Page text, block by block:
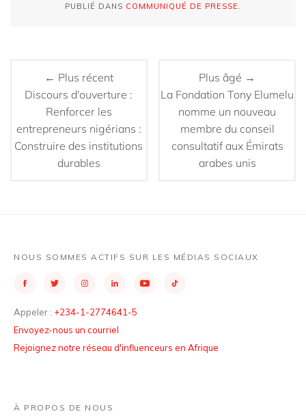
PUBLIÉ DANS COMMUNIQUÉ DE PRESSE .
← Plus récent
Discours d'ouverture :
Renforcer les
entrepreneurs nigérians :
Construire des institutions
durables
Plus âgé →
La Fondation Tony Elumelu
nomme un nouveau
membre du conseil
consultatif aux Émirats
arabes unis
NOUS SOMMES ACTIFS SUR LES MÉDIAS SOCIAUX
Appeler : +234-1-2774641-5
Envoyez-nous un courriel
Rejoignez notre réseau d'influenceurs en Afrique
À PROPOS DE NOUS